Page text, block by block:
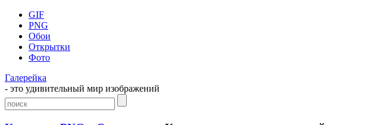
GIF
PNG
Обои
Открытки
Фото
Галерейка
- это удивительный мир изображений